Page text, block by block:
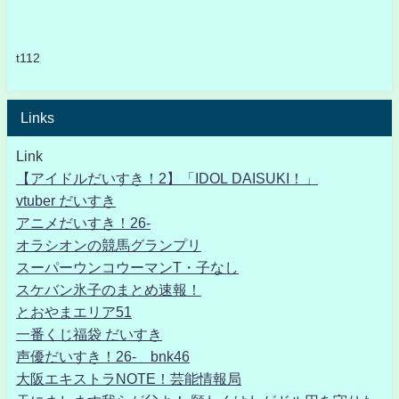
t112
Links
Link
【アイドルだいすき！2】「IDOL DAISUKI！」
vtuber だいすき
アニメだいすき！26-
オラシオンの競馬グランプリ
スーパーウンコウーマンT・子なし
スケバン氷子のまとめ速報！
とおやまエリア51
一番くじ福袋 だいすき
声優だいすき！26- bnk46
大阪エキストラNOTE！芸能情報局